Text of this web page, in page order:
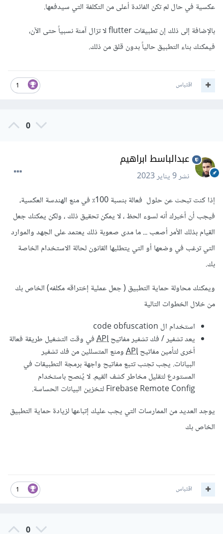
عكسية في حال لم تكن الفائدة أعلى من التكلفة التي سيدفعها.
بالإضافة إلى ذلك إن تطبيقات flutter لا تزال آمنة نسبياً حتى الآن،
فيمكنك بناء التطبيق حالياً بدون قلق من ذلك.
1 اقتباس
0
عبدالباسط ابراهيم
نشر9 يناير 2023
إذا كنت تبحث عن حلول فعالة بنسبة 100٪ في منع الهندسة العكسية،
فيجب أن أخبرك أنه لسوء الحظ ، لا يمكن تحقيق ذلك ، ولكن يمكنك جعل
القيام بذلك الأمر أصعب ... ما مدى صعوبة ذلك يعتمد على الجهد والموارد
التي ترغب في وضعها أو التي يتطلبها القانون لحالة الاستخدام الخاصة
بك.
ويمكنك محاولة حماية التطبيق ( جعل عملية إختراقه مكلفه) الخاص بك
من خلال الخطوات التالية
استخدام ال code obfuscation
يعد تشفير / فك تشفير مفاتيحAPIفي وقت التشغيل طريقة فعالة
أخرى لتأمين مفاتيحAPIومنع المتسللين من فك تشفير
البيانات. يجب تجنب تتبع مفاتيح واجهة برمجة التطبيقات في
المستودع لتقليل مخاطر كشف القيم. لا يُنصح باستخدام
Firebase Remote Config لتخزين البيانات الحساسة.
يوجد العديد من الممارسات التي يجب عليك إتباعها لزيادة حماية التطبيق
الخاص بك
1 اقتباس
0